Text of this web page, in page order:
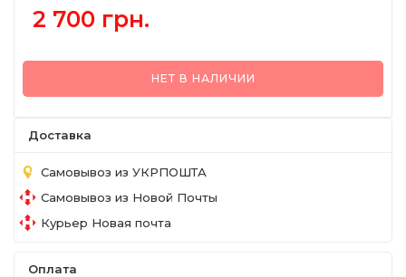
2 700 грн.
НЕТ В НАЛИЧИИ
Доставка
Самовывоз из УКРПОШТА
Самовывоз из Новой Почты
Курьер Новая почта
Оплата